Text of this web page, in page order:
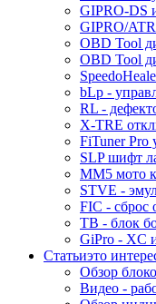
GIPRO-DS
GIPRO/
OBD Tool
OBD Tool
bLp -
RL -
X-TRE
FiTuner Pro
SLP шифт
MM5 мото
STVE -
FIC -
TB - блок
GiPro - XC
Статьиэто
Обзор
Видео -